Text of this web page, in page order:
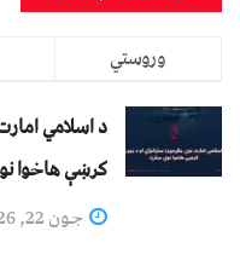
وروستي
د اسلامي
کرښې هاخوا
جون 22, 2026